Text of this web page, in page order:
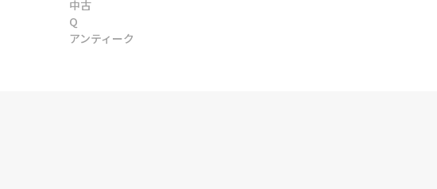
中古
Q
アンティーク